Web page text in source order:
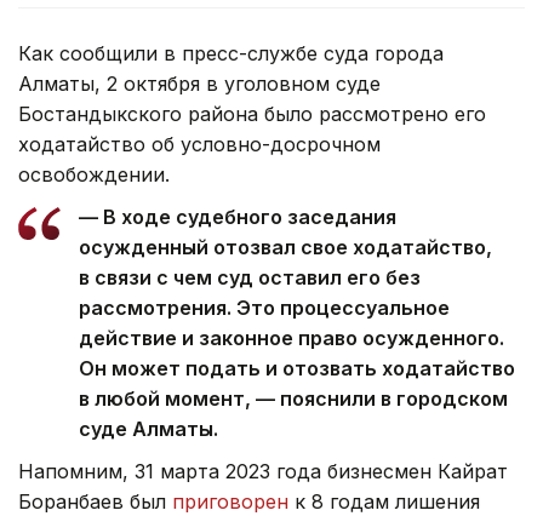
Как сообщили в пресс-службе суда города
Алматы, 2 октября в уголовном суде
Бостандыкского района было рассмотрено его
ходатайство об условно-досрочном
освобождении.
— В ходе судебного заседания
осужденный отозвал свое ходатайство,
в связи с чем суд оставил его без
рассмотрения. Это процессуальное
действие и законное право осужденного.
Он может подать и отозвать ходатайство
в любой момент, — пояснили в городском
суде Алматы.
Напомним, 31 марта 2023 года бизнесмен Кайрат
Боранбаев был приговорен к 8 годам лишения